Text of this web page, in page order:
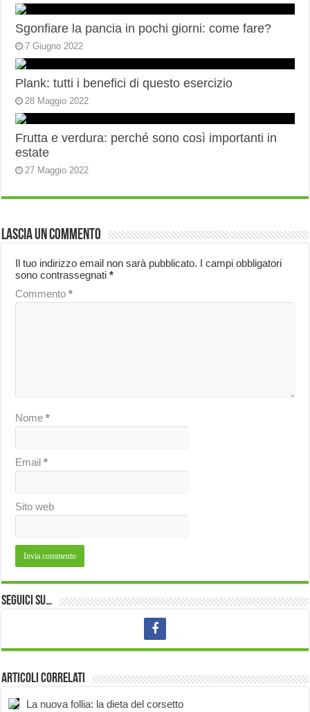
Sgonfiare la pancia in pochi giorni: come fare?
7 Giugno 2022
Plank: tutti i benefici di questo esercizio
28 Maggio 2022
Frutta e verdura: perché sono così importanti in
estate
27 Maggio 2022
Lascia un commento
Il tuo indirizzo email non sarà pubblicato. I campi obbligatori
sono contrassegnati*
Commento*
Nome*
Email*
Sito web
Seguici su…
Articoli correlati
La nuova follia: la dieta del corsetto